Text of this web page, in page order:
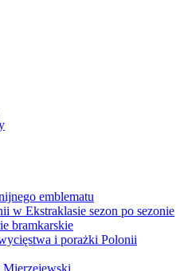
emblematu
w Ekstraklasie sezon po sezonie
bramkarskie
i porażki Polonii
Mierzejewski